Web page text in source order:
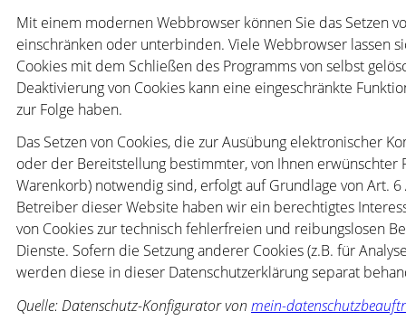
Mit einem modernen Webbrowser können Sie das Setzen
einschränken oder unterbinden. Viele Webbrowser lassen
Cookies mit dem Schließen des Programms von selbst
Deaktivierung von Cookies kann eine eingeschränkte
zur Folge haben.
Das Setzen von Cookies, die zur Ausübung elektronischer
oder der Bereitstellung bestimmter, von Ihnen erwünschter
Warenkorb) notwendig sind, erfolgt auf Grundlage von Art. 6
Betreiber dieser Website haben wir ein berechtigtes
von Cookies zur technisch fehlerfreien und reibungslosen
Dienste. Sofern die Setzung anderer Cookies (z.B. für
werden diese in dieser Datenschutzerklärung separat
Quelle: Datenschutz-Konfigurator von mein-